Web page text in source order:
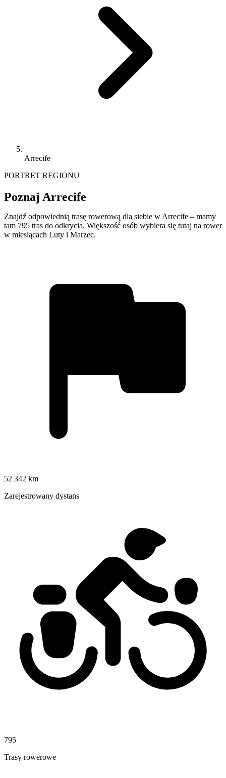
Arrecife
PORTRET REGIONU
Poznaj Arrecife
Znajdź odpowiednią trasę rowerową dla siebie w Arrecife – mamy
tam 795 tras do odkrycia. Większość osób wybiera się tutaj na rower
w miesiącach Luty i Marzec.
52 342 km
Zarejestrowany dystans
795
Trasy rowerowe